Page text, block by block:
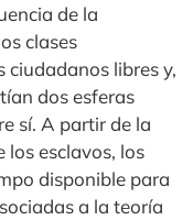
de la
clases
ciudadanos libres y,
dos esferas
sí. A partir de la
esclavos, los
disponible para
a la teoría